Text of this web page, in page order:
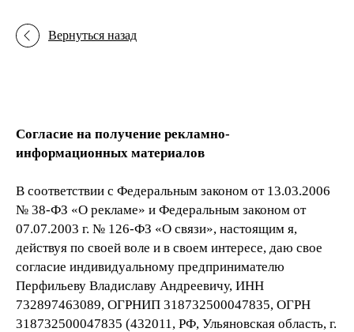
Вернуться назад
Согласие на получение рекламно-
информационных материалов
В соответствии с Федеральным законом от 13.03.2006
№ 38-ФЗ «О рекламе» и Федеральным законом от
07.07.2003 г. № 126-ФЗ «О связи», настоящим я,
действуя по своей воле и в своем интересе, даю свое
согласие индивидуальному предпринимателю
Перфильеву Владиславу Андреевичу, ИНН
732897463089, ОГРНИП 318732500047835, ОГРН
318732500047835 (432011, РФ, Ульяновская область, г.